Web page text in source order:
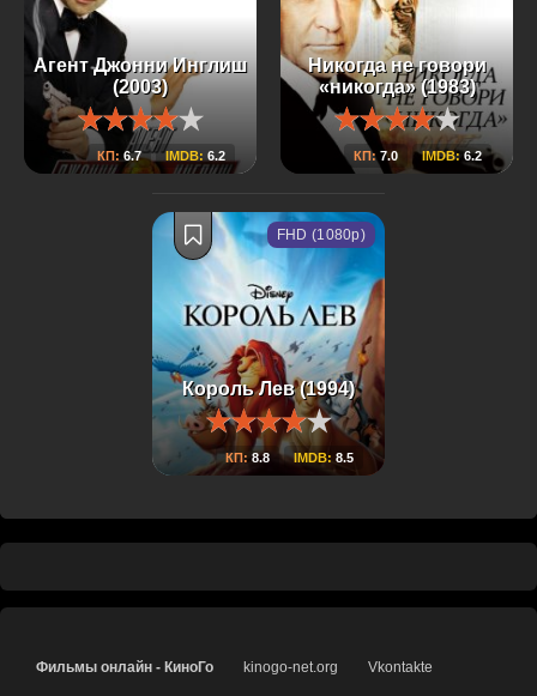
Агент Джонни Инглиш
(2003)
КП: 6.7 IMDB: 6.2
Никогда не говори
«никогда» (1983)
КП: 7.0 IMDB:6.2
Король Лев (1994)
КП: 8.8 IMDB: 8.5
FHD (1080p)
Фильмы онлайн - КиноГо kinogo-net.org Vkontakte